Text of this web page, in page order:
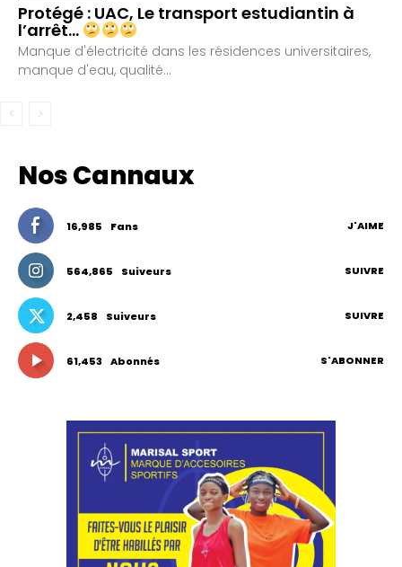
Protégé : UAC, Le transport estudiantin à
l’arrêt…
Manque d'électricité dans les résidences universitaires,
manque d'eau, qualité...
Nos Cannaux
16,985 Fans J'AIME
564,865 Suiveurs SUIVRE
2,458 Suiveurs SUIVRE
61,453 Abonnés S'ABONNER